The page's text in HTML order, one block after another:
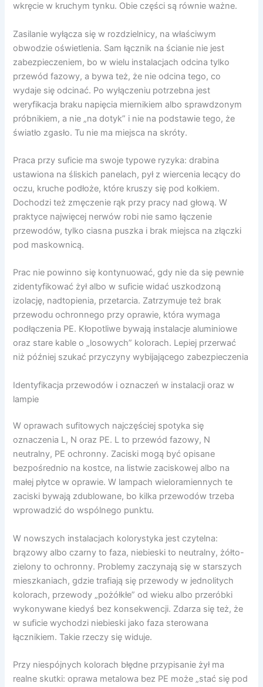
wkręcie w kruchym tynku. Obie części są równie ważne.
Zasilanie wyłącza się w rozdzielnicy, na właściwym
obwodzie oświetlenia. Sam łącznik na ścianie nie jest
zabezpieczeniem, bo w wielu instalacjach odcina tylko
przewód fazowy, a bywa też, że nie odcina tego, co
wydaje się odcinać. Po wyłączeniu potrzebna jest
weryfikacja braku napięcia miernikiem albo sprawdzonym
próbnikiem, a nie „na dotyk” i nie na podstawie tego, że
światło zgasło. Tu nie ma miejsca na skróty.
Praca przy suficie ma swoje typowe ryzyka: drabina
ustawiona na śliskich panelach, pył z wiercenia lecący do
oczu, kruche podłoże, które kruszy się pod kołkiem.
Dochodzi też zmęczenie rąk przy pracy nad głową. W
praktyce najwięcej nerwów robi nie samo łączenie
przewodów, tylko ciasna puszka i brak miejsca na złączki
pod maskownicą.
Prac nie powinno się kontynuować, gdy nie da się pewnie
zidentyfikować żył albo w suficie widać uszkodzoną
izolację, nadtopienia, przetarcia. Zatrzymuje też brak
przewodu ochronnego przy oprawie, która wymaga
podłączenia PE. Kłopotliwe bywają instalacje aluminiowe
oraz stare kable o „losowych” kolorach. Lepiej przerwać
niż później szukać przyczyny wybijającego zabezpieczenia
Identyfikacja przewodów i oznaczeń w instalacji oraz w
lampie
W oprawach sufitowych najczęściej spotyka się
oznaczenia L, N oraz PE. L to przewód fazowy, N
neutralny, PE ochronny. Zaciski mogą być opisane
bezpośrednio na kostce, na listwie zaciskowej albo na
małej płytce w oprawie. W lampach wieloramiennych te
zaciski bywają zdublowane, bo kilka przewodów trzeba
wprowadzić do wspólnego punktu.
W nowszych instalacjach kolorystyka jest czytelna:
brązowy albo czarny to faza, niebieski to neutralny, żółto-
zielony to ochronny. Problemy zaczynają się w starszych
mieszkaniach, gdzie trafiają się przewody w jednolitych
kolorach, przewody „pożółkłe” od wieku albo przeróbki
wykonywane kiedyś bez konsekwencji. Zdarza się też, że
w suficie wychodzi niebieski jako faza sterowana
łącznikiem. Takie rzeczy się widuje.
Przy niespójnych kolorach błędne przypisanie żył ma
realne skutki: oprawa metalowa bez PE może „stać się pod